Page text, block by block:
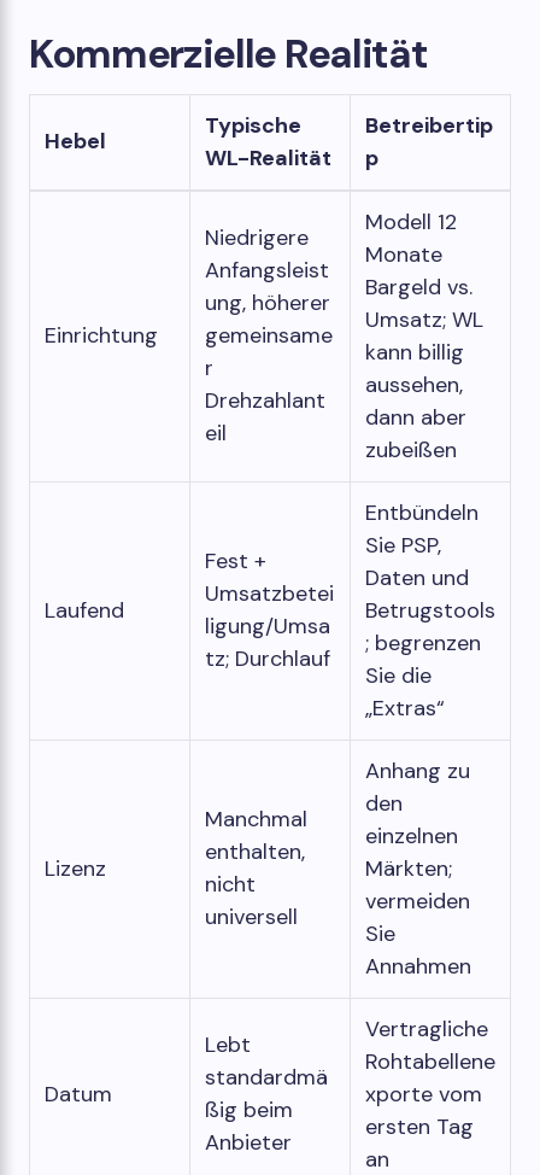
Kommerzielle Realität
Hebel
Typische
WL-Realität
Betreibertip
p
Einrichtung
Niedrigere
Anfangsleist
ung, höherer
gemeinsame
r
Drehzahlant
eil
Modell 12
Monate
Bargeld vs.
Umsatz; WL
kann billig
aussehen,
dann aber
zubeißen
Laufend
Fest +
Umsatzbetei
ligung/Umsa
tz; Durchlauf
Entbündeln
Sie PSP,
Daten und
Betrugstools
; begrenzen
Sie die
„Extras“
Lizenz
Manchmal
enthalten,
nicht
universell
Anhang zu
den
einzelnen
Märkten;
vermeiden
Sie
Annahmen
Datum
Lebt
standardmä
ßig beim
Anbieter
Vertragliche
Rohtabellene
xporte vom
ersten Tag
an